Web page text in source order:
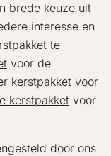
brede keuze uit
interesse en
te
voor de
kerstpakket voor
kerstpakket voor
door ons